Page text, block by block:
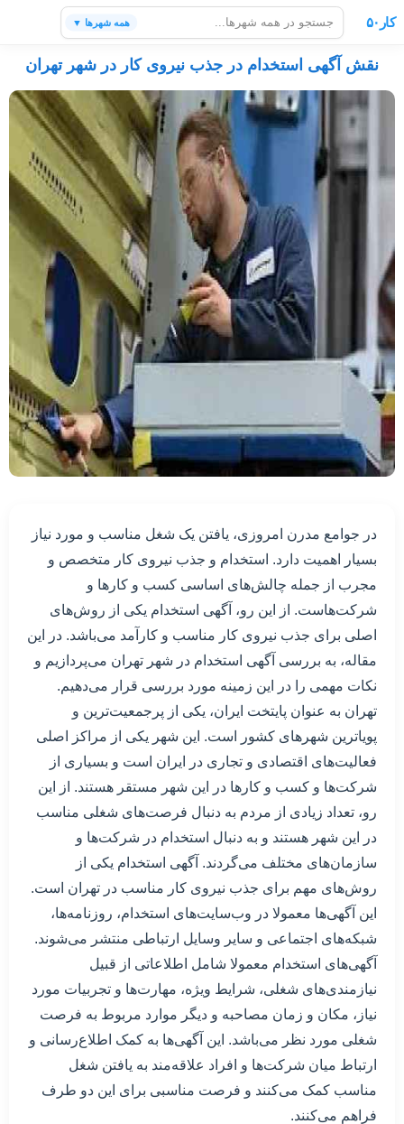
کار۵۰ همه شهرها ▼
نقش آگهی استخدام در جذب نیروی کار در شهر تهران
در جوامع مدرن امروزی، یافتن یک شغل مناسب و مورد نیاز
بسیار اهمیت دارد. استخدام و جذب نیروی کار متخصص و
مجرب از جمله چالش‌های اساسی کسب و کارها و
شرکت‌هاست. از این رو، آگهی استخدام یکی از روش‌های
اصلی برای جذب نیروی کار مناسب و کارآمد می‌باشد. در این
مقاله، به بررسی آگهی استخدام در شهر تهران می‌پردازیم و
نکات مهمی را در این زمینه مورد بررسی قرار می‌دهیم.
تهران به عنوان پایتخت ایران، یکی از پرجمعیت‌ترین و
پویاترین شهرهای کشور است. این شهر یکی از مراکز اصلی
فعالیت‌های اقتصادی و تجاری در ایران است و بسیاری از
شرکت‌ها و کسب و کارها در این شهر مستقر هستند. از این
رو، تعداد زیادی از مردم به دنبال فرصت‌های شغلی مناسب
در این شهر هستند و به دنبال استخدام در شرکت‌ها و
سازمان‌های مختلف می‌گردند. آگهی استخدام یکی از
روش‌های مهم برای جذب نیروی کار مناسب در تهران است.
این آگهی‌ها معمولا در وب‌سایت‌های استخدام، روزنامه‌ها،
شبکه‌های اجتماعی و سایر وسایل ارتباطی منتشر می‌شوند.
آگهی‌های استخدام معمولا شامل اطلاعاتی از قبیل
نیازمندی‌های شغلی، شرایط ویژه، مهارت‌ها و تجربیات مورد
نیاز، مکان و زمان مصاحبه و دیگر موارد مربوط به فرصت
شغلی مورد نظر می‌باشد. این آگهی‌ها به کمک اطلاع‌رسانی و
ارتباط میان شرکت‌ها و افراد علاقه‌مند به یافتن شغل
مناسب کمک می‌کنند و فرصت مناسبی برای این دو طرف
فراهم می‌کنند.